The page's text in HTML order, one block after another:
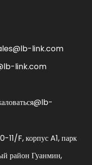
link.com
link.com
11/F, корпус A1, парк
район Гуанмин,